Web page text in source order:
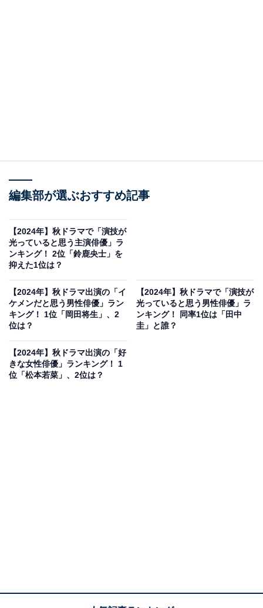
編集部が選ぶおすすめ記事
【2024年】秋ドラマで「演技が
光っていると思う主演俳優」ラ
ンキング！ 2位「鈴鹿央士」を
抑えた1位は？
【2024年】秋ドラマ出演の「イ
ケメンだと思う男性俳優」ラン
キング！ 1位「岡田将生」、2
位は？
【2024年】秋ドラマで「演技が
光っていると思う男性俳優」ラ
ンキング！ 同率1位は「田中
圭」と誰？
【2024年】秋ドラマ出演の「好
きな女性俳優」ランキング！ 1
位「松本若菜」、2位は？